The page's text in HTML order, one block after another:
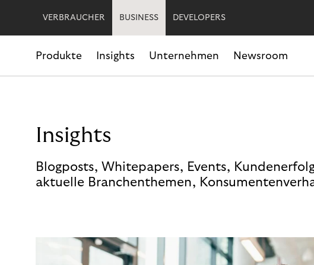
VERBRAUCHER BUSINESS DEVELOPERS
Produkte Insights Unternehmen Newsroom
Insights
Blogposts, Whitepapers, Events,
aktuelle Branchenthemen,